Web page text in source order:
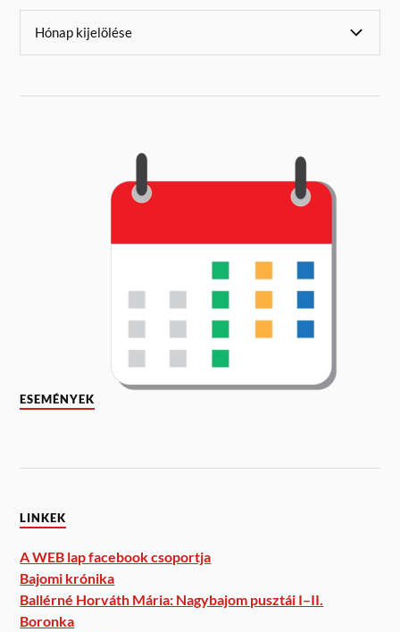
ESEMÉNYEK
LINKEK
A WEB lap facebook csoportja
Bajomi krónika
Ballérné Horváth Mária: Nagybajom pusztái I–II.
Boronka